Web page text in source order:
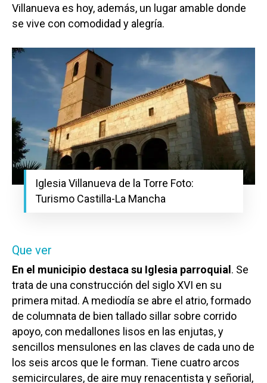
Villanueva es hoy, además, un lugar amable donde
se vive con comodidad y alegría.
Iglesia Villanueva de la Torre Foto:
Turismo Castilla-La Mancha
Que ver
En el municipio destaca su Iglesia parroquial. Se
trata de una construcción del siglo XVI en su
primera mitad. A mediodía se abre el atrio, formado
de columnata de bien tallado sillar sobre corrido
apoyo, con medallones lisos en las enjutas, y
sencillos mensulones en las claves de cada uno de
los seis arcos que le forman. Tiene cuatro arcos
semicirculares, de aire muy renacentista y señorial,